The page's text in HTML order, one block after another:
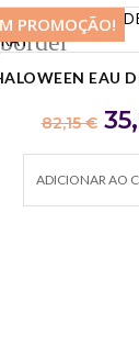
PROMOÇÃO!
€ EAU
Preço
82,15 €
ADICIONAR AO